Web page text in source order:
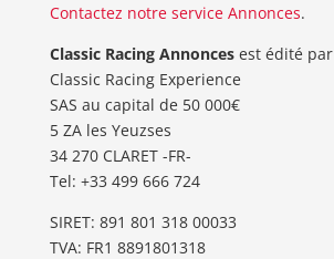
Contactez notre service Annonces.
Classic Racing Annoncesest édité par
Classic Racing Experience
SAS au capital de 50 000€
5 ZA les Yeuzses
34 270 CLARET -FR-
Tel: ‭+33 499 666 724‬
SIRET: 891 801 318 00033
TVA: FR1 8891801318